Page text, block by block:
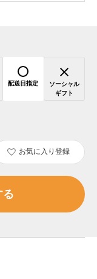
配送日指定
ソーシャル
ギフト
お気に入り登録